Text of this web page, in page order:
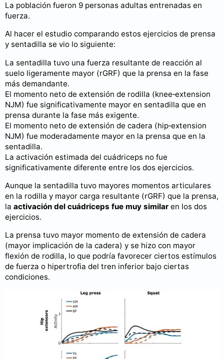
La población fueron 9 personas adultas entrenadas en
fuerza.
Al hacer el estudio comparando estos ejercicios de prensa
y sentadilla se vio lo siguiente:
La sentadilla tuvo una fuerza resultante de reacción al
suelo ligeramente mayor (rGRF) que la prensa en la fase
más demandante.
El momento neto de extensión de rodilla (knee‑extension
NJM) fue significativamente mayor en sentadilla que en
prensa durante la fase más exigente.
El momento neto de extensión de cadera (hip‑extension
NJM) fue moderadamente mayor en la prensa que en la
sentadilla.
La activación estimada del cuádriceps no fue
significativamente diferente entre los dos ejercicios.
Aunque la sentadilla tuvo mayores momentos articulares
en la rodilla y mayor carga resultante (rGRF) que la prensa,
la activación del cuádriceps fue muy similar en los dos
ejercicios.
La prensa tuvo mayor momento de extensión de cadera
(mayor implicación de la cadera) y se hizo con mayor
flexión de rodilla, lo que podría favorecer ciertos estímulos
de fuerza o hipertrofia del tren inferior bajo ciertas
condiciones.